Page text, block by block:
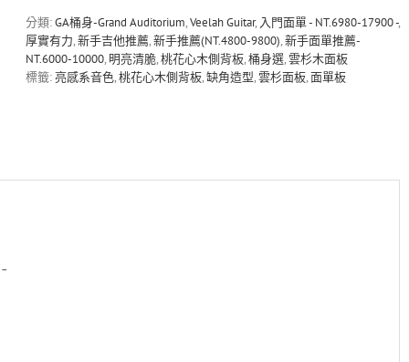
杉
木/
桃
花
民
分類:GA桶身-Grand Auditorium,Veelah Guitar, 入門面單 - NT.6980-17900 -,
厚實有力,新手吉他推薦,新手推薦(NT.4800-9800),新手面單推薦-
NT.6000-10000, 明亮清脆,桃花心木側背板,桶身選,雲杉木面板
標籤:亮感系音色,桃花心木側背板,缺角造型,雲杉面板,面單板